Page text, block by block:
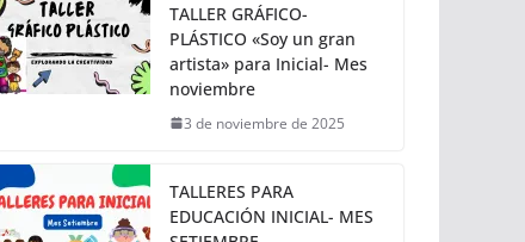
TALLER GRÁFICO-
PLÁSTICO «Soy un gran
artista» para Inicial- Mes
noviembre
3 de noviembre de 2025
TALLERES PARA
EDUCACIÓN INICIAL- MES